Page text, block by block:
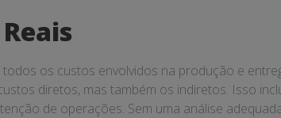
os custos envolvidos na produção e
diretos, mas também os indiretos. Isso
de operações. Sem uma análise